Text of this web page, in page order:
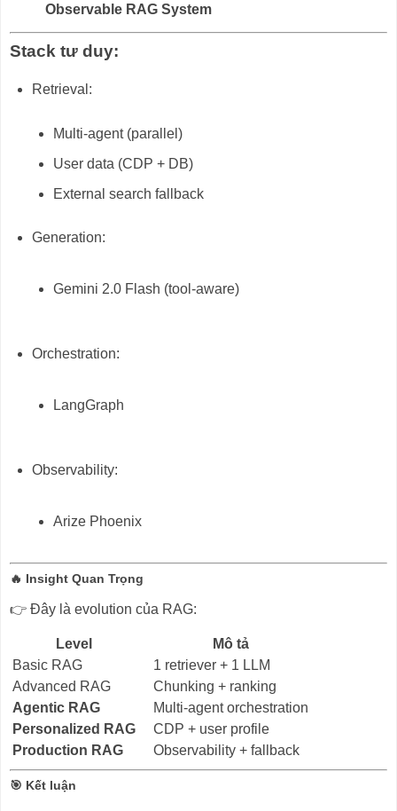
Observable RAG System
Stack tư duy:
Retrieval:
Multi-agent (parallel)
User data (CDP + DB)
External search fallback
Generation:
Gemini 2.0 Flash (tool-aware)
Orchestration:
LangGraph
Observability:
Arize Phoenix
🔥 Insight Quan Trọng
👉 Đây là evolution của RAG:
Level
Mô tả
Basic RAG
1 retriever + 1 LLM
Advanced RAG
Chunking + ranking
Agentic RAG
Multi-agent orchestration
Personalized RAG
CDP + user profile
Production RAG
Observability + fallback
🎯 Kết luận